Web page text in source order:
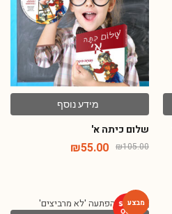
מידע נוסף
שלום כיתה א'
₪105.00
₪55.00